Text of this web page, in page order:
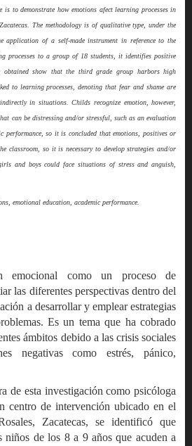
is to demonstrate how emotions afect learning processes in
The methodology is of qualitative type, under the
application of a self-made instrument in reference to the
processes to a group of 18 students, it identifies positive
obtained show that the third grade group harbors high
to learning processes, denoting that fear and shame are
in situations. Childs recognize emotion, however,
can be distressing and/or stressful, such as an evaluation
performance, so it is concluded that emotions, positives or
classroom, so it is necessary to develop strategies and/or
and boys could face situations of stress and anguish,
emotional education, academic performance.
emocional como un proceso de
las diferentes perspectivas dentro del
a desarrollar y emplear estrategias
Es un tema que ha cobrado
ámbitos debido a las crisis sociales
negativas como estrés, pánico,
de esta investigación como psicóloga
centro de intervención ubicado en el
Zacatecas, se identificó que
niños de los 8 a 9 años que acuden a